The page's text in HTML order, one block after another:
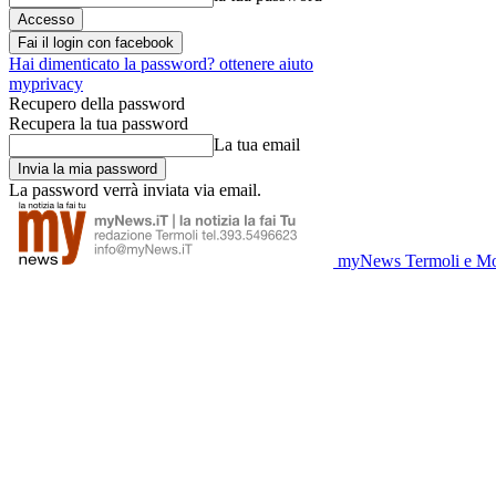
Fai il login con facebook
Hai dimenticato la password? ottenere aiuto
myprivacy
Recupero della password
Recupera la tua password
La tua email
La password verrà inviata via email.
myNews Termoli e